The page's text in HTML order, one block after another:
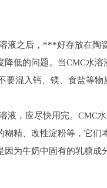
之后，***好存放在陶瓷
降低的问题。当CMC水
要混入钙、镁、食盐等
，应尽快用完。CMC水
糊精、改性淀粉等，它
因为牛奶中固有的乳糖成